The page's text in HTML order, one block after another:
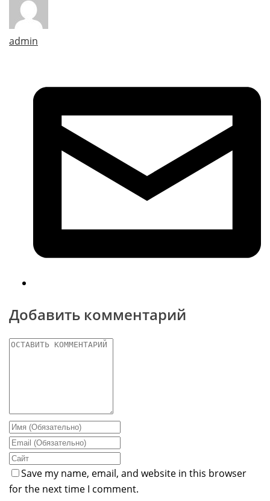
admin
Добавить комментарий
Save my name, email, and website in this browser
for the next time I comment.